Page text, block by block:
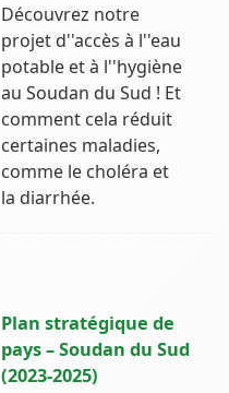
Découvrez notre
projet d''accès à l''eau
potable et à l''hygiène
au Soudan du Sud ! Et
comment cela réduit
certaines maladies,
comme le choléra et
la diarrhée.
Plan stratégique de
pays – Soudan du Sud
(2023-2025)